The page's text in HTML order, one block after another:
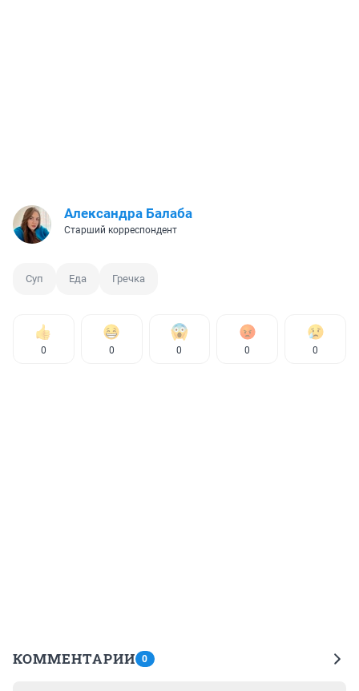
Александра Балаба
Старший корреспондент
Суп Еда Гречка
0 0 0 0 0
КОММЕНТАРИИ 0